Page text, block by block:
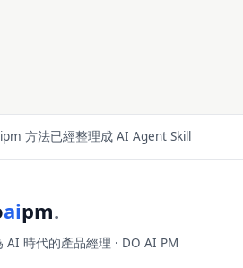
方法已經整理成 AI Agent Skill
aipm.
AI 時代的產品經理 · DO AI PM